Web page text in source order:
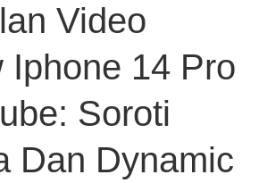
Video
Iphone 14 Pro
Soroti
Dan Dynamic